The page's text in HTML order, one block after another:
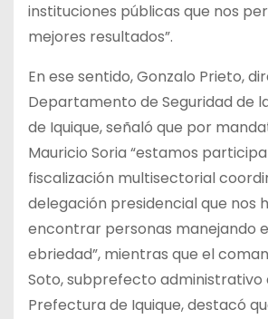
instituciones públicas que nos
mejores resultados”.
En ese sentido, Gonzalo Prieto,
Departamento de Seguridad de
de Iquique, señaló que por
Mauricio Soria “estamos
fiscalización multisectorial
delegación presidencial que nos
encontrar personas manejando
ebriedad”, mientras que el
Soto, subprefecto administrativo
Prefectura de Iquique, destacó